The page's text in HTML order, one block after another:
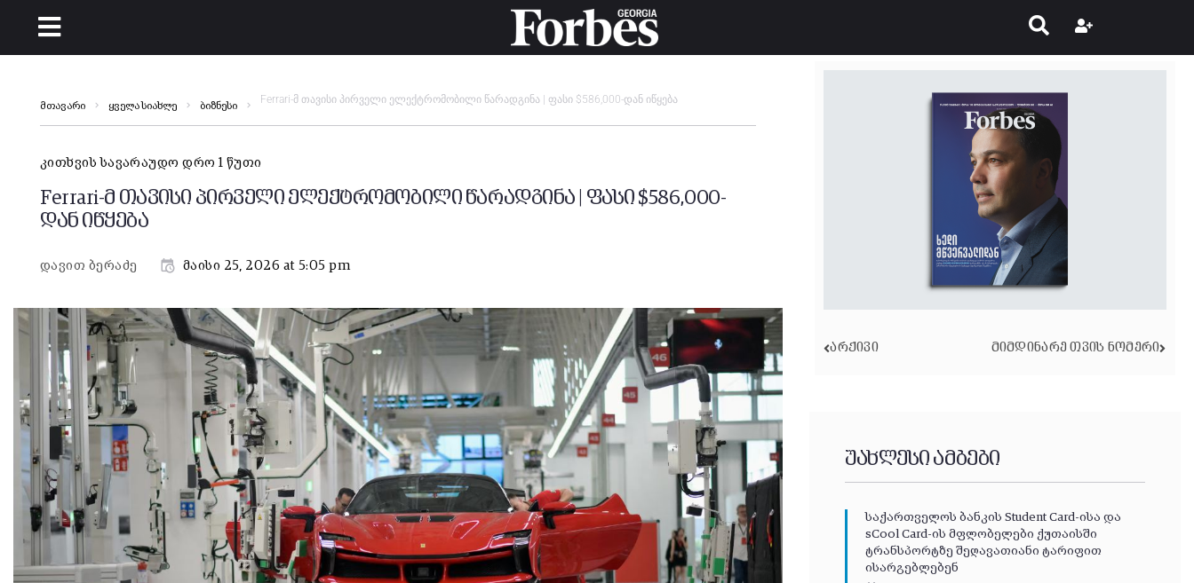
მთავარი ყველა სიახლე ბიზნესი
Ferrari-მ თავისი პირველი ელექტრომობილი წარადგინა | ფასი $586,000-დან იწყება
კითხვის სავარაუდო დრო 1 წუთი
Ferrari-მ თავისი პირველი ელექტრომობილი წარადგინა | ფასი $586,000-
დან იწყება
დავით ბერაძე მაისი 25, 2026 at 5:05 pm
ᲐᲠᲥᲘᲕᲘ ᲛᲘᲛᲓᲘᲜᲐᲠᲔ ᲗᲕᲘᲡ ᲜᲝᲛᲔᲠᲘ
უახლესი ამბები
საქართველოს ბანკის Student Card-ისა და
sCool Card-ის მფლობელები ქუთაისში
ტრანსპორტზე შეღავათიანი ტარიფით
ისარგებლებენ